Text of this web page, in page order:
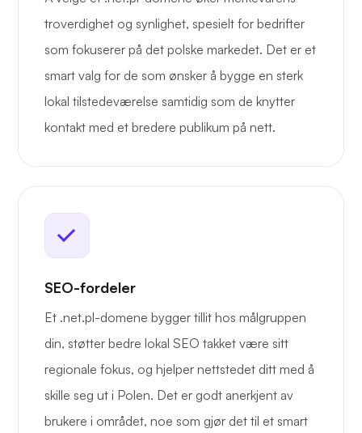
troverdighet og synlighet, spesielt for bedrifter
som fokuserer på det polske markedet. Det er et
smart valg for de som ønsker å bygge en sterk
lokal tilstedeværelse samtidig som de knytter
kontakt med et bredere publikum på nett.
SEO-fordeler
Et .net.pl-domene bygger tillit hos målgruppen
din, støtter bedre lokal SEO takket være sitt
regionale fokus, og hjelper nettstedet ditt med å
skille seg ut i Polen. Det er godt anerkjent av
brukere i området, noe som gjør det til et smart